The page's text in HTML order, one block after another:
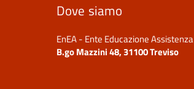
Dove siamo
EnEA - Ente Educazione Assistenza
B.go Mazzini 48, 31100 Treviso